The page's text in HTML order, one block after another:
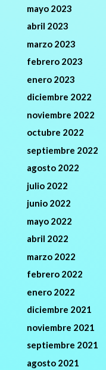
mayo 2023
abril 2023
marzo 2023
febrero 2023
enero 2023
diciembre 2022
noviembre 2022
octubre 2022
septiembre 2022
agosto 2022
julio 2022
junio 2022
mayo 2022
abril 2022
marzo 2022
febrero 2022
enero 2022
diciembre 2021
noviembre 2021
septiembre 2021
agosto 2021